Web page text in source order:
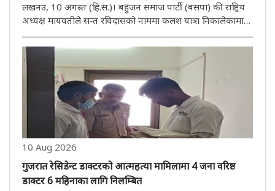
लखनउ, 10 अगस्त (हि.स.)। बहुजन समाज पार्टी (बसपा) की राष्ट्रिय
अध्यक्ष मायवतीले सन्त रविदासको नाममा कलश यात्रा निकालेकामा
भारतीय जनता पार्टी (भाजपा) माथि चर्को हमला गरेकी छन्।
पञ्जाबको चुनाउ नजिकिँदै जाँदा भाजपाले समाजलाई भ्रममा पार्ने
प्रयास गरिरह..
10 Aug 2026
गुजरात रेसिडेन्ट डाक्टरको आत्महत्या मामिलामा 4 जना वरिष्ठ
डाक्टर 6 महिनाका लागि निलम्बित